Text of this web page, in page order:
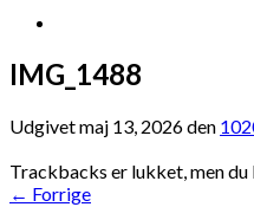
IMG_1488
Udgivetmaj 13, 2026den
Trackbacks er lukket, men du
← Forrige